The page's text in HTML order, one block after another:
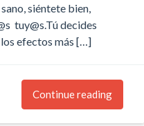
siéntete bien,
tuy@s.Tú decides
efectos más […]
Continue reading